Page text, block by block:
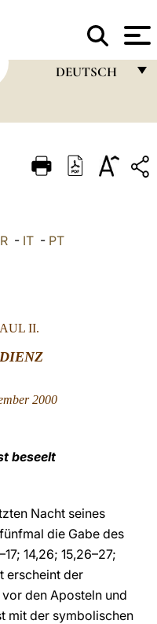
DEUTSCH
ITALIANO
- IT - PT
II.
2000
beseelt
Nacht seines
die Gabe des
14,26; 15,26–27;
erscheint der
den Aposteln und
mit der symbolischen